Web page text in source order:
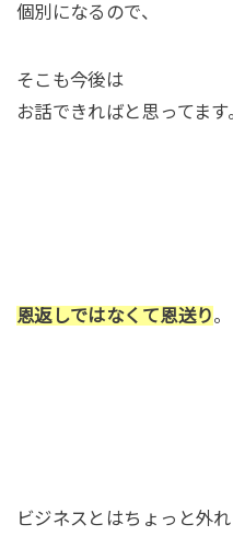
個別になるので、
そこも今後は
お話できればと思ってます
恩返しではなくて恩送り。
ビジネスとはちょっと外れ